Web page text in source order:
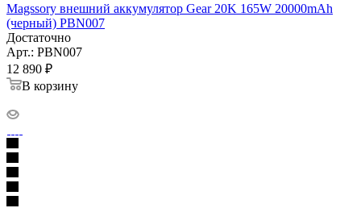
Magssory внешний аккумулятор Gear 20K 165W 20000mAh
(черный) PBN007
Достаточно
Арт.: PBN007
12 890 ₽
В корзину